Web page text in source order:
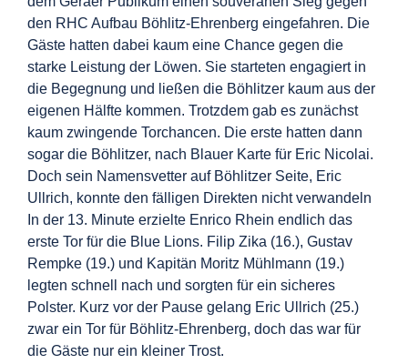
den RHC Aufbau Böhlitz-Ehrenberg eingefahren. Die
Gäste hatten dabei kaum eine Chance gegen die
starke Leistung der Löwen. Sie starteten engagiert in
die Begegnung und ließen die Böhlitzer kaum aus der
eigenen Hälfte kommen. Trotzdem gab es zunächst
kaum zwingende Torchancen. Die erste hatten dann
sogar die Böhlitzer, nach Blauer Karte für Eric Nicolai.
Doch sein Namensvetter auf Böhlitzer Seite, Eric
Ullrich, konnte den fälligen Direkten nicht verwandeln
In der 13. Minute erzielte Enrico Rhein endlich das
erste Tor für die Blue Lions. Filip Zika (16.), Gustav
Rempke (19.) und Kapitän Moritz Mühlmann (19.)
legten schnell nach und sorgten für ein sicheres
Polster. Kurz vor der Pause gelang Eric Ullrich (25.)
zwar ein Tor für Böhlitz-Ehrenberg, doch das war für
die Gäste nur ein kleiner Trost.